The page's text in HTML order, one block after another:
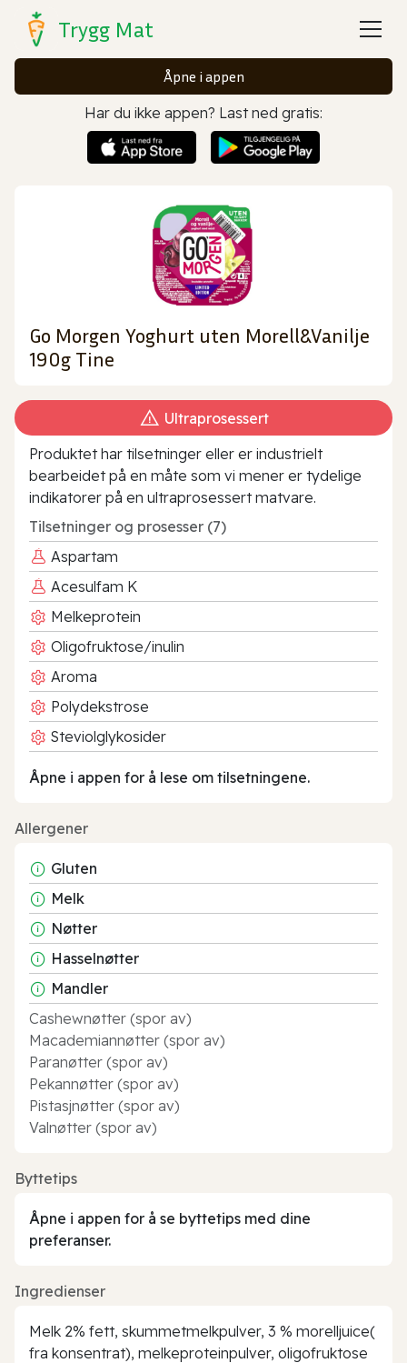
Trygg Mat
Åpne i appen
Har du ikke appen? Last ned gratis:
Go Morgen Yoghurt uten Morell&Vanilje
190g Tine
Ultraprosessert
Produktet har tilsetninger eller er industrielt
bearbeidet på en måte som vi mener er tydelige
indikatorer på en ultraprosessert matvare.
Tilsetninger og prosesser (7)
Aspartam
Acesulfam K
Melkeprotein
Oligofruktose/inulin
Aroma
Polydekstrose
Steviolglykosider
Åpne i appen for å lese om tilsetningene.
Allergener
Gluten
Melk
Nøtter
Hasselnøtter
Mandler
Cashewnøtter (spor av)
Macademiannøtter (spor av)
Paranøtter (spor av)
Pekannøtter (spor av)
Pistasjnøtter (spor av)
Valnøtter (spor av)
Byttetips
Åpne i appen for å se byttetips med dine
preferanser.
Ingredienser
Melk 2% fett, skummetmelkpulver, 3 % morelljuice(
fra konsentrat), melkeproteinpulver, oligofruktose